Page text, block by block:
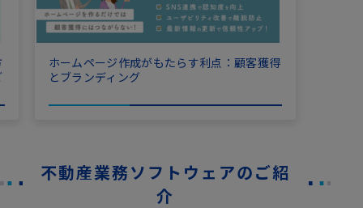
ホームページ作成がもたらす利点：顧客獲得
とブランディング
不動産業務ソフトウェアのご紹
介